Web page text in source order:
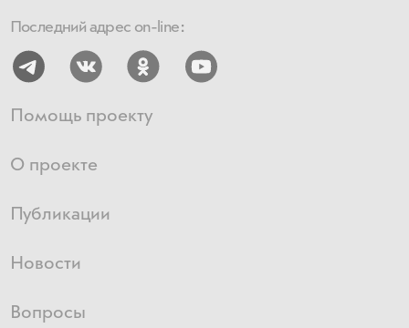
Последний адрес on-line:
Помощь проекту
О проекте
Публикации
Новости
Вопросы